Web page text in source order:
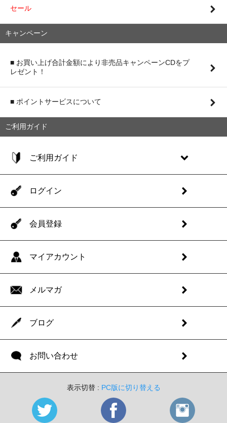
セール
キャンペーン
■ お買い上げ合計金額により非売品キャンペーンCDをプ
レゼント！
■ ポイントサービスについて
ご利用ガイド
ご利用ガイド
ログイン
会員登録
マイアカウント
メルマガ
ブログ
お問い合わせ
表示切替 : PC版に切り替える